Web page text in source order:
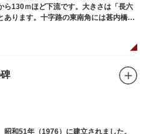
ら130ｍほど下流です。大きさは「長六
あります。十字路の東南角には甚内橋跡
和51年（1976）に建立されました。